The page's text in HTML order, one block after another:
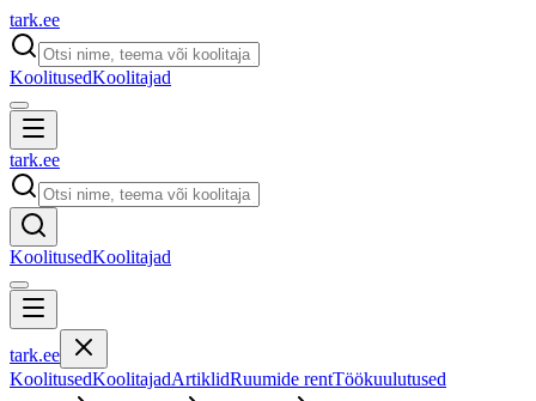
tark.ee
KoolitusedKoolitajad
tark.ee
KoolitusedKoolitajad
tark.ee
KoolitusedKoolitajadArtiklidRuumide rentTöökuulutused